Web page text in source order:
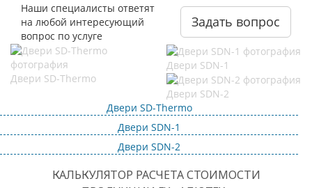
Наши специалисты ответят
на любой интересующий
вопрос по услуге
Задать вопрос
Двери SD-Thermo
Двери SDN-1
Двери SDN-2
Двери SD-Thermo
Двери SDN-1
Двери SDN-2